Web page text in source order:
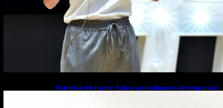
Nutrición inteligente: Cinco superalimentos de temporada